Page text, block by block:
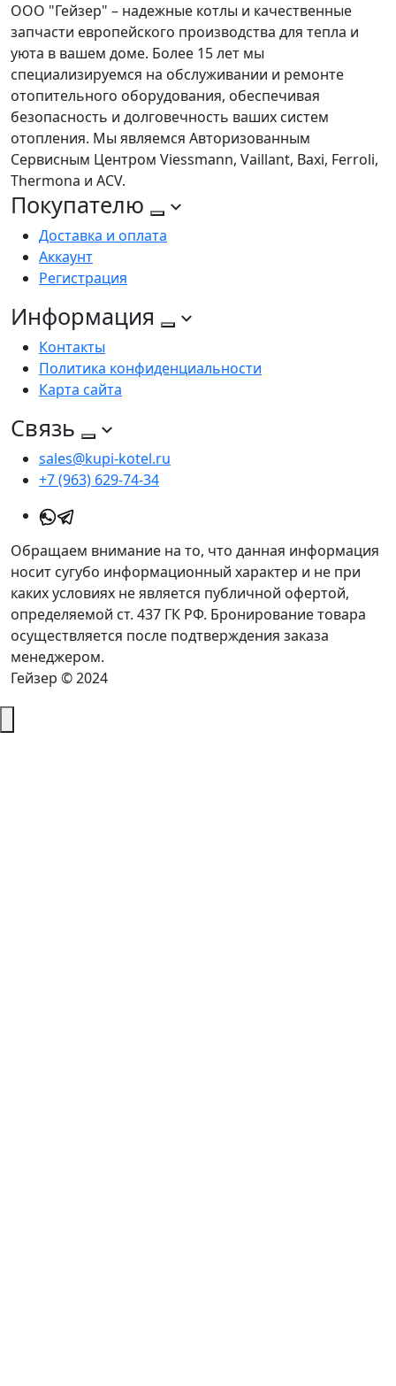
ООО "Гейзер" – надежные котлы и качественные
запчасти европейского производства для тепла и
уюта в вашем доме. Более 15 лет мы
специализируемся на обслуживании и ремонте
отопительного оборудования, обеспечивая
безопасность и долговечность ваших систем
отопления. Мы являемся Авторизованным
Сервисным Центром Viessmann, Vaillant, Baxi, Ferroli,
Thermona и ACV.
Покупателю
Доставка и оплата
Аккаунт
Регистрация
Информация
Контакты
Политика конфиденциальности
Карта сайта
Связь
sales@kupi-kotel.ru
+7 (963) 629-74-34
Обращаем внимание на то, что данная информация
носит сугубо информационный характер и не при
каких условиях не является публичной офертой,
определяемой ст. 437 ГК РФ. Бронирование товара
осуществляется после подтверждения заказа
менеджером.
Гейзер © 2024